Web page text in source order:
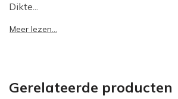
Dikte...
Meer lezen...
Gerelateerde producten